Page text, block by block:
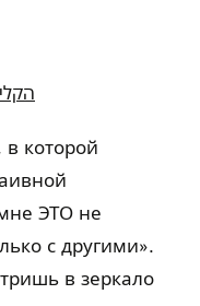
в которой
ЭТО не
с другими».
в зеркало